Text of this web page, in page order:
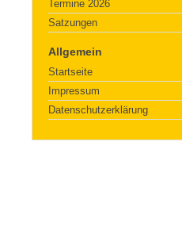
Termine 2026
Satzungen
Allgemein
Startseite
Impressum
Datenschutzerklärung